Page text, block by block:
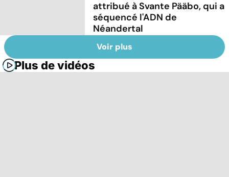
attribué à Svante Pääbo, qui a
séquencé l'ADN de
Néandertal
Voir plus
Plus de vidéos